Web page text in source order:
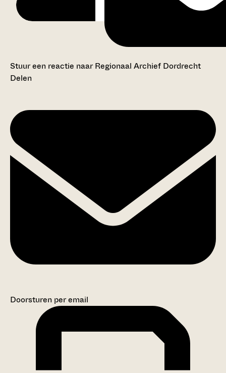
Stuur een reactie naar Regionaal Archief Dordrecht
Delen
Doorsturen per email